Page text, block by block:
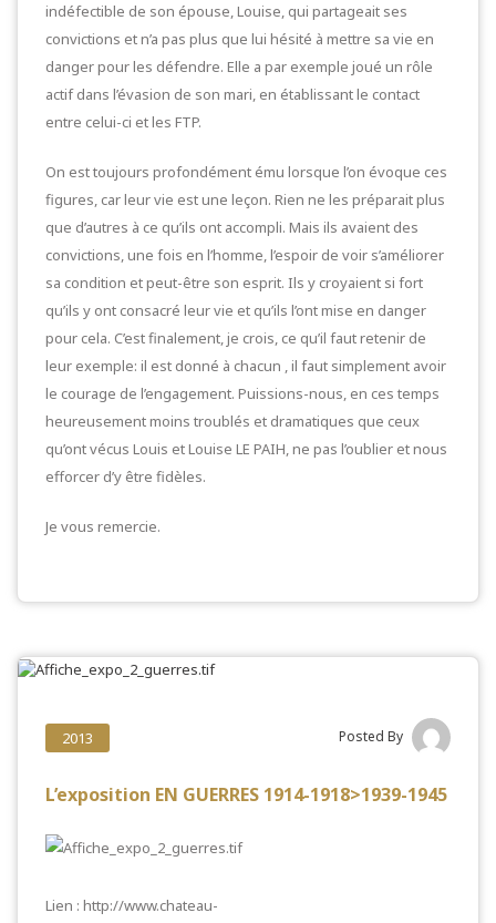
indéfectible de son épouse, Louise, qui partageait ses
convictions et n’a pas plus que lui hésité à mettre sa vie en
danger pour les défendre. Elle a par exemple joué un rôle
actif dans l’évasion de son mari, en établissant le contact
entre celui-ci et les FTP.
On est toujours profondément ému lorsque l’on évoque ces
figures, car leur vie est une leçon. Rien ne les préparait plus
que d’autres à ce qu’ils ont accompli. Mais ils avaient des
convictions, une fois en l’homme, l’espoir de voir s’améliorer
sa condition et peut-être son esprit. Ils y croyaient si fort
qu’ils y ont consacré leur vie et qu’ils l’ont mise en danger
pour cela. C’est finalement, je crois, ce qu’il faut retenir de
leur exemple: il est donné à chacun , il faut simplement avoir
le courage de l’engagement. Puissions-nous, en ces temps
heureusement moins troublés et dramatiques que ceux
qu’ont vécus Louis et Louise LE PAIH, ne pas l’oublier et nous
efforcer d’y être fidèles.
Je vous remercie.
2013 Posted By
L’exposition EN GUERRES 1914-1918>1939-1945
Lien : http://www.chateau-